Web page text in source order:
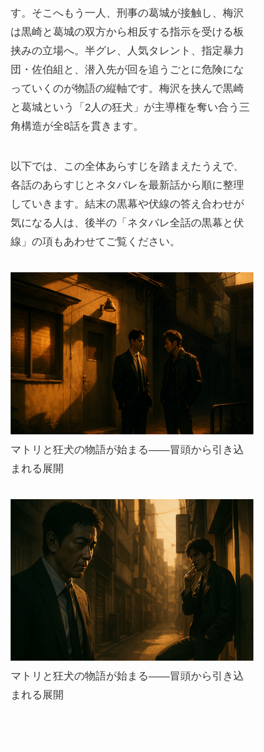
す。そこへもう一人、刑事の葛城が接触し、梅沢
は黒崎と葛城の双方から相反する指示を受ける板
挟みの立場へ。半グレ、人気タレント、指定暴力
団・佐伯組と、潜入先が回を追うごとに危険にな
っていくのが物語の縦軸です。梅沢を挟んで黒崎
と葛城という「2人の狂犬」が主導権を奪い合う三
角構造が全8話を貫きます。
以下では、この全体あらすじを踏まえたうえで、
各話のあらすじとネタバレを最新話から順に整理
していきます。結末の黒幕や伏線の答え合わせが
気になる人は、後半の「ネタバレ全話の黒幕と伏
線」の項もあわせてご覧ください。
マトリと狂犬の物語が始まる——冒頭から引き込
まれる展開
マトリと狂犬の物語が始まる——冒頭から引き込
まれる展開